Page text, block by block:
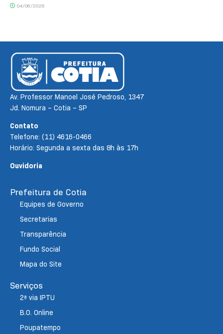
04/08/2026
Av. Professor Manoel José Pedroso, 1347
Jd. Nomura – Cotia – SP
Contato
Telefone: (11) 4616-0466
Horário: Segunda a sexta das 8h às 17h
Ouvidoria
Prefeitura de Cotia
Equipes de Governo
Secretarias
Transparência
Fundo Social
Mapa do Site
Serviços
2ª via IPTU
B.O. Online
Poupatempo